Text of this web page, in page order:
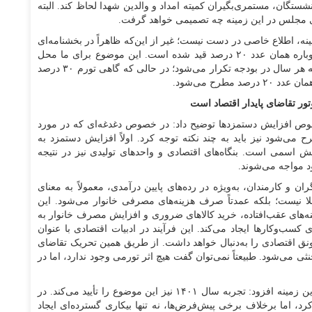
مستمری‌بگیران کمیته امداد و والدین شهدا لحاظ کند. البته
مجلس در این زمینه چه تصمیمی خواهد گرفت.
اطلاع خاصی در دست نیست؛ غیر از این‌که ظاهراً در بخشنامه‌ای
که سازمان برنامه و بودجه به دستگاه‌ها ارسال کرده، دوباره همان عدد ۲۰ درصد قید شده است. این موضوع برای ما محل
سؤال است که اساساً مبنای این عدد ۲۰ درصد چیست که هر سال در بودجه تکرار می‌شود؛ در حالی که گاهی تورم ۳۰ درصد
تقاضای پایدار اقتصاد است
افزایش دستمزد‌ها توضیح داد: در خصوص دغدغه‌ای که در مورد
نیز باید به چند نکته توجه کرد. اولاً افزایش دستمزد به
اسمی است. بنگاه‌های اقتصادی و واحد‌های تولیدی نیز در نتیجه
مواجه می‌شوند.
کارمندان، به‌ویژه در رده‌های پایین درآمدی، معمولاً به معنای
طلا نیست؛ بلکه عمدتاً صرف هزینه‌های مصرفی خانوار می‌شود. این
عقب‌افتاده، خرید کالا‌های ضروری و افزایش مصرف خانوار به
ایجاد می‌کند. این فرآیند در ادبیات اقتصادی با عنوان
اقتصادی را به‌دنبال خواهد داشت. از طریق همین تحریک تقاضای
می‌شود. طبیعتاً نمی‌توان گفت هیچ اثر تورمی وجود ندارد، اما در
این نماینده مجلس در پایان با اشاره تجربیات گذشته در این زمینه افزود: تجربه سال ۱۴۰۱ نیز این موضوع را تأیید می‌کند. در
۵۷ درصد افزایش پیدا کرد، اما برخلاف برخی پیش‌فرض‌ها، نه تنها بیکاری گسترده‌ای ایجاد